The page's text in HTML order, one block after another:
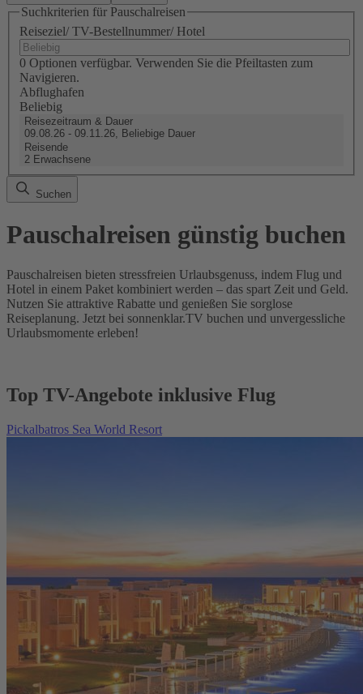
Suchkriterien für Pauschalreisen
Reiseziel/ TV-Bestellnummer/ Hotel
0 Optionen verfügbar. Verwenden Sie die Pfeiltasten zum
Navigieren.
Abflughafen
Beliebig
Reisezeitraum & Dauer
09.08.26 - 09.11.26, Beliebige Dauer
Reisende
2 Erwachsene
Suchen
Pauschalreisen günstig buchen
Pauschalreisen bieten stressfreien Urlaubsgenuss, indem Flug und
Hotel in einem Paket kombiniert werden – das spart Zeit und Geld.
Nutzen Sie attraktive Rabatte und genießen Sie sorglose
Reiseplanung. Jetzt bei sonnenklar.TV buchen und unvergessliche
Urlaubsmomente erleben!
Top TV-Angebote inklusive Flug
Pickalbatros Sea World Resort